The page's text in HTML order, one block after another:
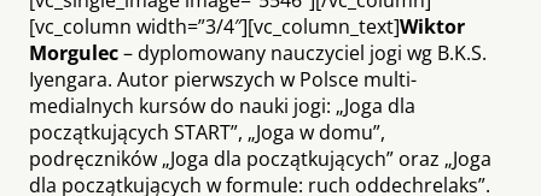
[vc_column width=”3/4″][vc_column_text]Wiktor
Morgulec– dyplomowany nauczyciel jogi wg B.K.S.
Iyengara. Autor pierwszych w Polsce multi­
medialnych kursów do nauki jogi: „Joga dla
początkujących START”, „Joga w domu”,
podręczników „Joga dla początkujących” oraz „Joga
dla początkujących w formule: ruch ­oddech­relaks”.